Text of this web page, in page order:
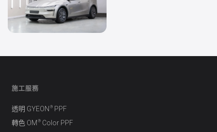
Tesla Model Y L
施工服務
透明 GYEON ® PPF
轉色 OM ® Color PPF